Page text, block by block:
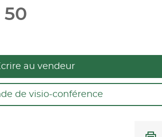
50
au vendeur
de visio-conférence